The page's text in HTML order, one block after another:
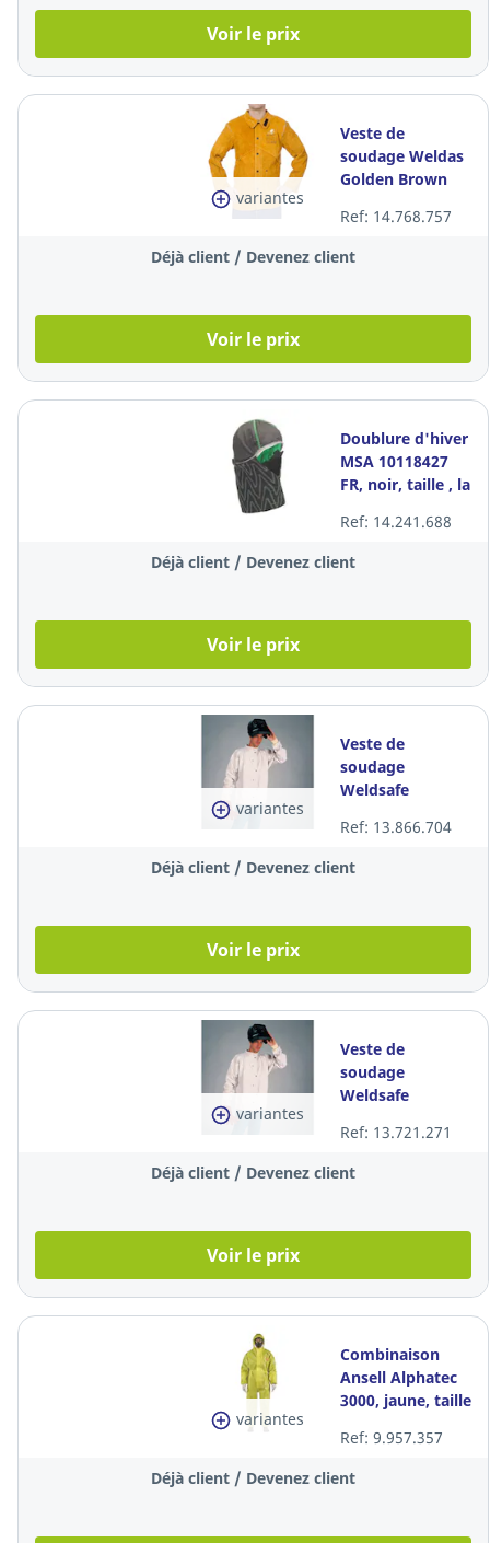
Voir le prix
variantes
Veste de
soudage Weldas
Golden Brown
taille L, la pièce
Ref: 14.768.757
Déjà client / Devenez client
Voir le prix
Doublure d'hiver
MSA 10118427
FR, noir, taille , la
Ref: 14.241.688
Déjà client / Devenez client
Voir le prix
variantes
Veste de
soudage
Weldsafe
gris, taille 2XL, la
pièce
Ref: 13.866.704
Déjà client / Devenez client
Voir le prix
variantes
Veste de
soudage
Weldsafe
gris, taille XL, la
pièce
Ref: 13.721.271
Déjà client / Devenez client
Voir le prix
variantes
Combinaison
Ansell Alphatec
3000, jaune, taille
Ref: 9.957.357
Déjà client / Devenez client